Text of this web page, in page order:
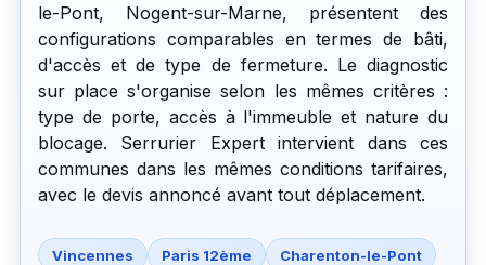
le-Pont, Nogent-sur-Marne, présentent des
configurations comparables en termes de bâti,
d'accès et de type de fermeture. Le diagnostic
sur place s'organise selon les mêmes critères :
type de porte, accès à l'immeuble et nature du
blocage. Serrurier Expert intervient dans ces
communes dans les mêmes conditions tarifaires,
avec le devis annoncé avant tout déplacement.
Vincennes Paris 12ème
Charenton-le-Pont